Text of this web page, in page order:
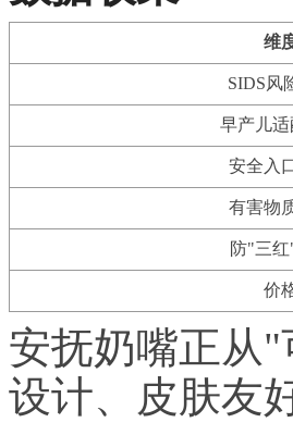
维
SIDS风
早产儿
安全入
有害物
防"三
价
安抚奶嘴正从
设计、皮肤友